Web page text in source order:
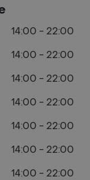
14:00 - 22:00
14:00 - 22:00
14:00 - 22:00
14:00 - 22:00
14:00 - 22:00
14:00 - 22:00
14:00 - 22:00